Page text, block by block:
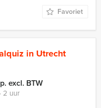
Favoriet
in Utrecht
excl. BTW
2 uur